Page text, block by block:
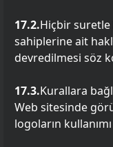
17.2.Hiçbir
sahiplerine ait
devredilmesi söz
17.3.Kurallara
Web sitesinde
logoların